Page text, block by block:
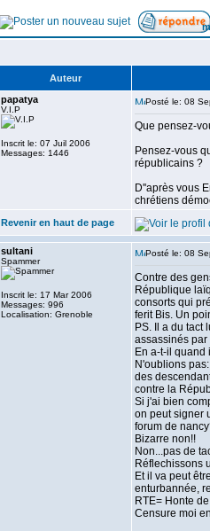
Auteur
papatya
V.I.P
Inscrit le: 07 Juil 2006
Messages: 1446
Posté le: 08
Que pensez-
Pensez-vous
républicains ?
D''après vous
chrétiens
Revenir en haut de page
sultani
Spammer
Inscrit le: 17 Mar 2006
Messages: 996
Localisation: Grenoble
Posté le: 08
Contre des
République
consorts qui
ferit Bis. Un
PS. Il a du
assassinés par
En a-t-il quand
N'oublions
des
contre la
Si j'ai bien
on peut signer
forum de
Bizarre non!!
Non...pas de
Réflechissons
Et il va peut
enturbannée,
RTE= Honte
Censure moi